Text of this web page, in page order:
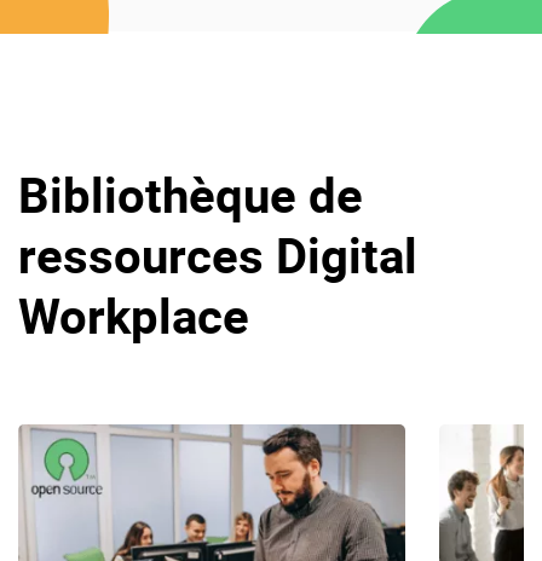
Bibliothèque de
ressources Digital
Workplace